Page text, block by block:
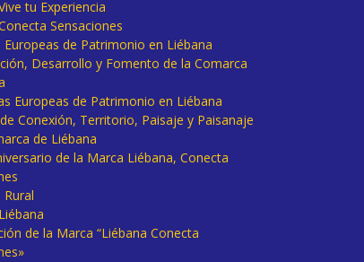
tu Experiencia
Sensaciones
Europeas de Patrimonio en Liébana
Desarrollo y Fomento de la Comarca
Europeas de Patrimonio en Liébana
Conexión, Territorio, Paisaje y Paisanaje
de Liébana
de la Marca Liébana, Conecta
de la Marca “Liébana Conecta